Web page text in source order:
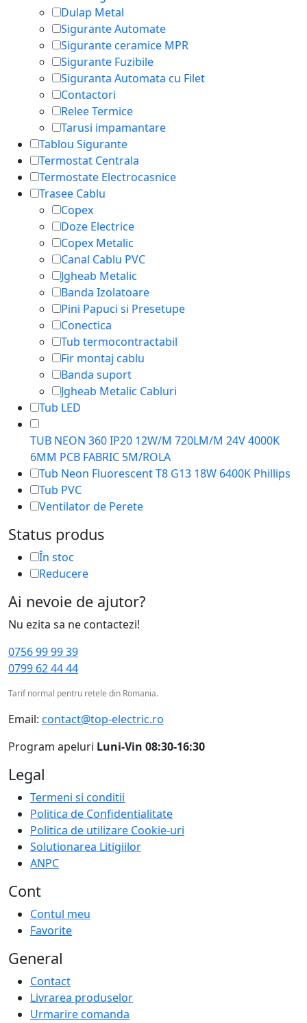
Dulap Metal
Sigurante Automate
Sigurante ceramice MPR
Sigurante Fuzibile
Siguranta Automata cu Filet
Contactori
Relee Termice
Tarusi impamantare
Tablou Sigurante
Termostat Centrala
Termostate Electrocasnice
Trasee Cablu
Copex
Doze Electrice
Copex Metalic
Canal Cablu PVC
Jgheab Metalic
Banda Izolatoare
Pini Papuci si Presetupe
Conectica
Tub termocontractabil
Fir montaj cablu
Banda suport
Jgheab Metalic Cabluri
Tub LED
TUB NEON 360 IP20 12W/M 720LM/M 24V 4000K
6MM PCB FABRIC 5M/ROLA
Tub Neon Fluorescent T8 G13 18W 6400K Phillips
Tub PVC
Ventilator de Perete
Status produs
În stoc
Reducere
Ai nevoie de ajutor?
Nu ezita sa ne contactezi!
0756 99 99 39
0799 62 44 44
Tarif normal pentru retele din Romania.
Email: contact@top-electric.ro
Program apeluri Luni-Vin 08:30-16:30
Legal
Termeni si conditii
Politica de Confidentialitate
Politica de utilizare Cookie-uri
Solutionarea Litigiilor
ANPC
Cont
Contul meu
Favorite
General
Contact
Livrarea produselor
Urmarire comanda